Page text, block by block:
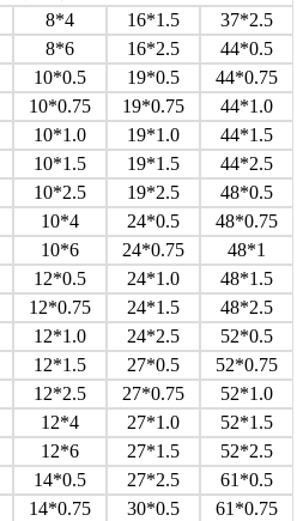
8*4 16*1.5
37*2.5
8*6 16*2.5
44*0.5
10*0.5 19*0.5
44*0.75
10*0.75 19*0.75
44*1.0
10*1.0 19*1.0
44*1.5
10*1.5 19*1.5
44*2.5
10*2.5 19*2.5
48*0.5
10*4 24*0.5
48*0.75
10*6 24*0.75
48*1
12*0.5 24*1.0
48*1.5
12*0.75 24*1.5
48*2.5
12*1.0 24*2.5
52*0.5
12*1.5 27*0.5
52*0.75
12*2.5 27*0.75
52*1.0
12*4 27*1.0
52*1.5
12*6 27*1.5
52*2.5
14*0.5 27*2.5
61*0.5
14*0.75 30*0.5
61*0.75